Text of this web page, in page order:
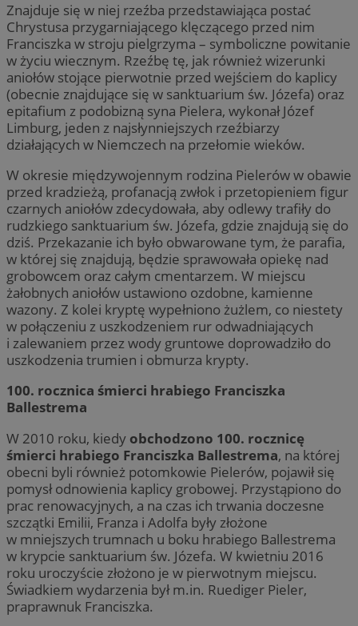
Znajduje się w niej rzeźba przedstawiająca postać
Chrystusa przygarniającego klęczącego przed nim
Franciszka w stroju pielgrzyma – symboliczne powitanie
w życiu wiecznym. Rzeźbę tę, jak również wizerunki
aniołów stojące pierwotnie przed wejściem do kaplicy
(obecnie znajdujące się w sanktuarium św. Józefa) oraz
epitafium z podobizną syna Pielera, wykonał Józef
Limburg, jeden z najsłynniejszych rzeźbiarzy
działających w Niemczech na przełomie wieków.
W okresie międzywojennym rodzina Pielerów w obawie
przed kradzieżą, profanacją zwłok i przetopieniem figur
czarnych aniołów zdecydowała, aby odlewy trafiły do
rudzkiego sanktuarium św. Józefa, gdzie znajdują się do
dziś. Przekazanie ich było obwarowane tym, że parafia,
w której się znajdują, będzie sprawowała opiekę nad
grobowcem oraz całym cmentarzem. W miejscu
żałobnych aniołów ustawiono ozdobne, kamienne
wazony. Z kolei kryptę wypełniono żużlem, co niestety
w połączeniu z uszkodzeniem rur odwadniających
i zalewaniem przez wody gruntowe doprowadziło do
uszkodzenia trumien i obmurza krypty.
100. rocznica śmierci hrabiego Franciszka
Ballestrema
W 2010 roku, kiedy obchodzono 100. rocznicę
śmierci hrabiego Franciszka Ballestrema, na której
obecni byli również potomkowie Pielerów, pojawił się
pomysł odnowienia kaplicy grobowej. Przystąpiono do
prac renowacyjnych, a na czas ich trwania doczesne
szczątki Emilii, Franza i Adolfa były złożone
w mniejszych trumnach u boku hrabiego Ballestrema
w krypcie sanktuarium św. Józefa. W kwietniu 2016
roku uroczyście złożono je w pierwotnym miejscu.
Świadkiem wydarzenia był m.in. Ruediger Pieler,
praprawnuk Franciszka.